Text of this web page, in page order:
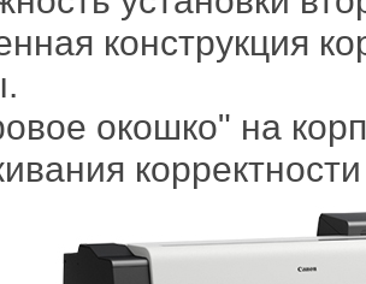
конструкция
окошко" на